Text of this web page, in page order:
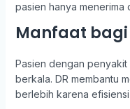
pasien hanya menerima
Manfaat bagi
Pasien dengan
berkala. DR membantu
berlebih karena